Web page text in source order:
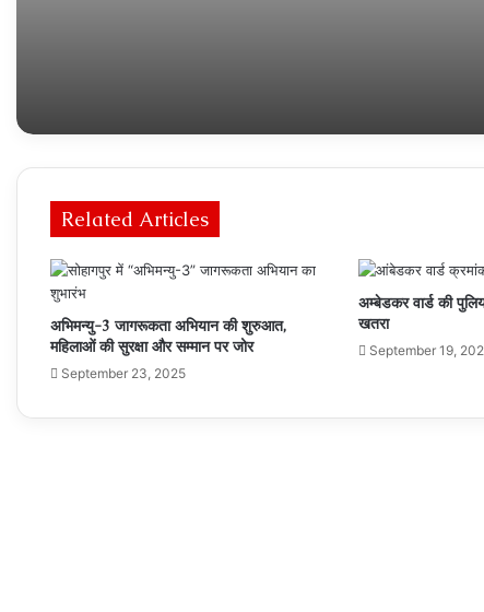
Related Articles
अभिमन्यु-3 जागरूकता अभियान की शुरुआत,
महिलाओं की सुरक्षा और सम्मान पर जोर
September 23, 2025
अम्बेडकर वार्ड की
खतरा
September 19,